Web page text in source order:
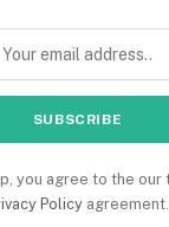
you agree to the our
Policyagreement.